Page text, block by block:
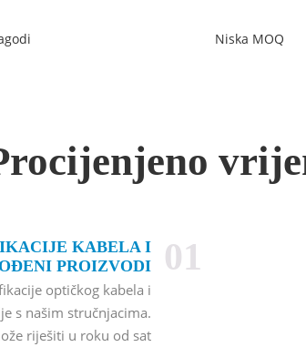
Niska MOQ
01
KABELA I
PROIZVODI
optičkog kabela i
s našim stručnjacima.
riješiti u roku od sat